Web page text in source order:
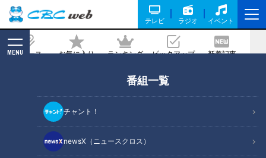
テレビ ラジオ イベント
ニュース お気に入り ランキング ピックアップ 新着記事
MENU
番組一覧
チャント！
newsX（ニュースクロス）
スイーツは？ 金賞は「海鮮パフェ」と
「86円大判焼き」！
2022/08/12 20:27